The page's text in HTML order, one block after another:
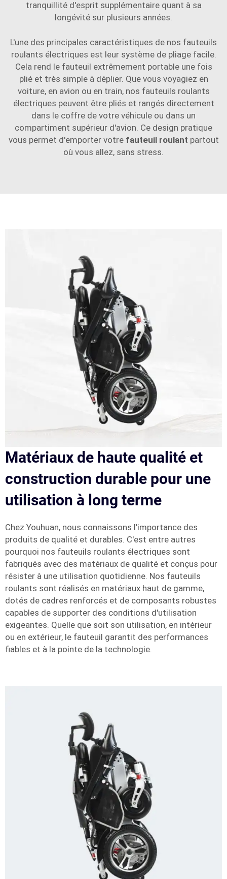
tranquillité d'esprit supplémentaire quant à sa
longévité sur plusieurs années.
L'une des principales caractéristiques de nos fauteuils
roulants électriques est leur système de pliage facile.
Cela rend le fauteuil extrêmement portable une fois
plié et très simple à déplier. Que vous voyagiez en
voiture, en avion ou en train, nos fauteuils roulants
électriques peuvent être pliés et rangés directement
dans le coffre de votre véhicule ou dans un
compartiment supérieur d'avion. Ce design pratique
vous permet d'emporter votre fauteuil roulant partout
où vous allez, sans stress.
Matériaux de haute qualité et
construction durable pour une
utilisation à long terme
Chez Youhuan, nous connaissons l'importance des
produits de qualité et durables. C'est entre autres
pourquoi nos fauteuils roulants électriques sont
fabriqués avec des matériaux de qualité et conçus pour
résister à une utilisation quotidienne. Nos fauteuils
roulants sont réalisés en matériaux haut de gamme,
dotés de cadres renforcés et de composants robustes
capables de supporter des conditions d'utilisation
exigeantes. Quelle que soit son utilisation, en intérieur
ou en extérieur, le fauteuil garantit des performances
fiables et à la pointe de la technologie.